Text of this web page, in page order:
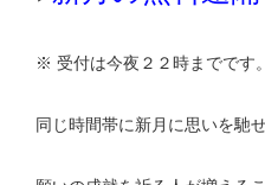
※ 受付は今夜２２時までです。
同じ時間帯に新月に思いを馳